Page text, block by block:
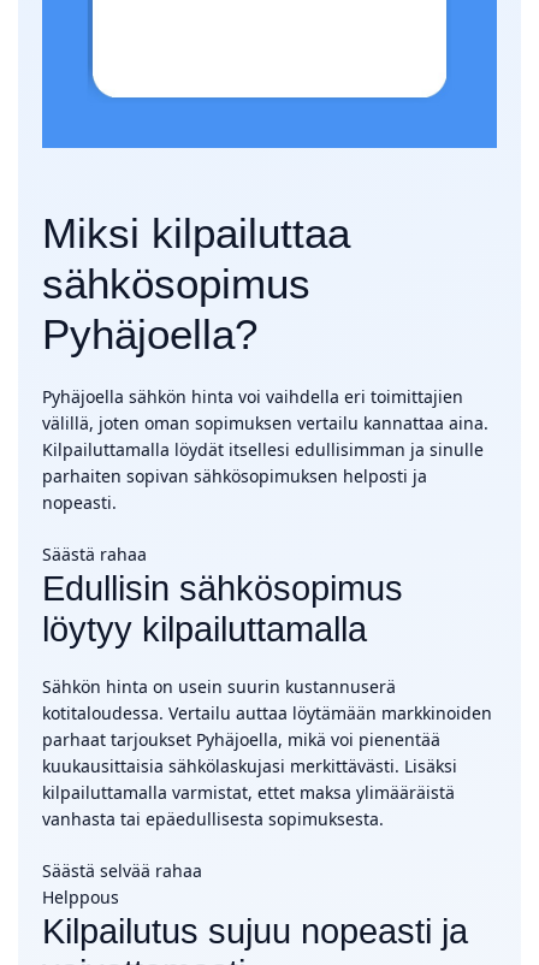
Miksi kilpailuttaa
sähkösopimus
Pyhäjoella?
Pyhäjoella sähkön hinta voi vaihdella eri toimittajien
välillä, joten oman sopimuksen vertailu kannattaa aina.
Kilpailuttamalla löydät itsellesi edullisimman ja sinulle
parhaiten sopivan sähkösopimuksen helposti ja
nopeasti.
Säästä rahaa
Edullisin sähkösopimus
löytyy kilpailuttamalla
Sähkön hinta on usein suurin kustannuserä
kotitaloudessa. Vertailu auttaa löytämään markkinoiden
parhaat tarjoukset Pyhäjoella, mikä voi pienentää
kuukausittaisia sähkölaskujasi merkittävästi. Lisäksi
kilpailuttamalla varmistat, ettet maksa ylimääräistä
vanhasta tai epäedullisesta sopimuksesta.
Säästä selvää rahaa
Helppous
Kilpailutus sujuu nopeasti ja